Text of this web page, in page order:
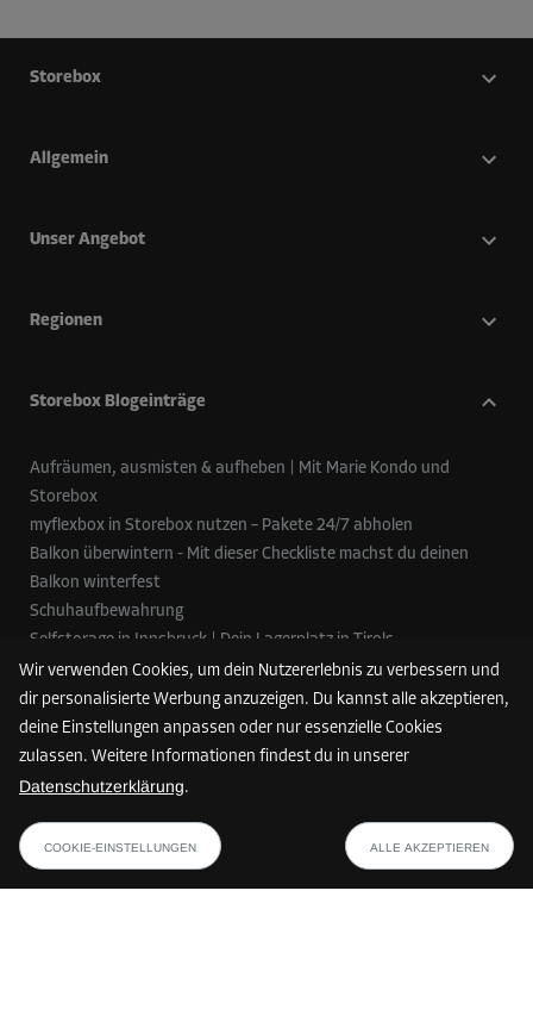
Wir verwenden Cookies, um dein Nutzererlebnis zu verbessern und
dir personalisierte Werbung anzuzeigen. Du kannst alle akzeptieren,
deine Einstellungen anpassen oder nur essenzielle Cookies
zulassen. Weitere Informationen findest du in unserer
Datenschutzerklärung.
COOKIE-EINSTELLUNGEN ALLE AKZEPTIEREN
FINDE DEINE STOREBOX
Storebox
Allgemein
Unser Angebot
Regionen
Storebox Blogeinträge
Aufräumen, ausmisten & aufheben | Mit Marie Kondo und
Storebox
myflexbox in Storebox nutzen – Pakete 24/7 abholen
Balkon überwintern - Mit dieser Checkliste machst du deinen
Balkon winterfest
Schuhaufbewahrung
Selfstorage in Innsbruck | Dein Lagerplatz in Tirols
Landeshauptstadt
Zahlungsmethoden
Die verfügbaren Zahlungsmethoden können je nach Storebox-Standort
und Land variieren.